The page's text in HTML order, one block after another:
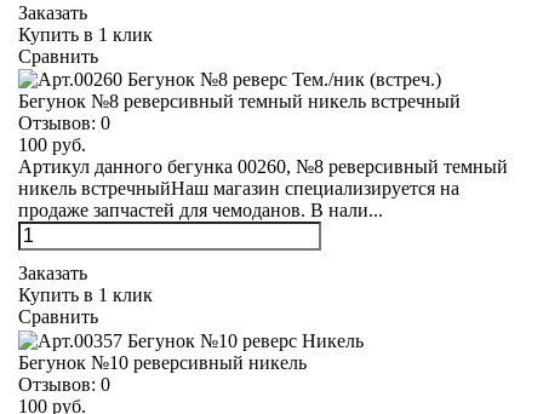
Заказать
Купить в 1 клик
Сравнить
Бегунок №8 реверсивный темный никель встречный
Отзывов: 0
100 руб.
Артикул данного бегунка 00260, №8 реверсивный темный
никель встречныйНаш магазин специализируется на
продаже запчастей для чемоданов. В нали...
Заказать
Купить в 1 клик
Сравнить
Бегунок №10 реверсивный никель
Отзывов: 0
100 руб.